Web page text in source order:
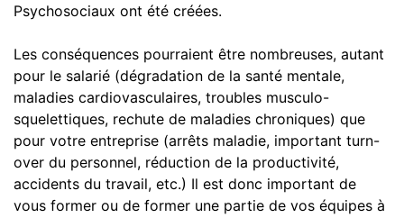
Psychosociaux ont été créées.
Les conséquences pourraient être nombreuses, autant
pour le salarié (dégradation de la santé mentale,
maladies cardiovasculaires, troubles musculo-
squelettiques, rechute de maladies chroniques) que
pour votre entreprise (arrêts maladie, important turn-
over du personnel, réduction de la productivité,
accidents du travail, etc.) Il est donc important de
vous former ou de former une partie de vos équipes à